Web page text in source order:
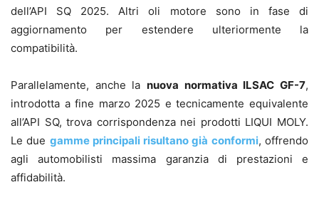
dell’API SQ 2025. Altri oli motore sono in fase di
aggiornamento per estendere ulteriormente la
compatibilità.
Parallelamente, anche la nuova normativa ILSAC GF-7,
introdotta a fine marzo 2025 e tecnicamente equivalente
all’API SQ, trova corrispondenza nei prodotti LIQUI MOLY.
Le due gamme principali risultano già conformi, offrendo
agli automobilisti massima garanzia di prestazioni e
affidabilità.